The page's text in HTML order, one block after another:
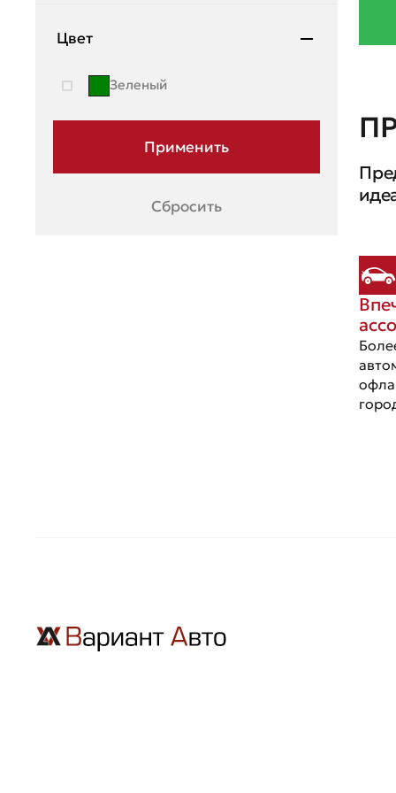
Mazda
Mitsubishi
Moskvich
Volkswagen
Цвет
Зеленый
Сбросить